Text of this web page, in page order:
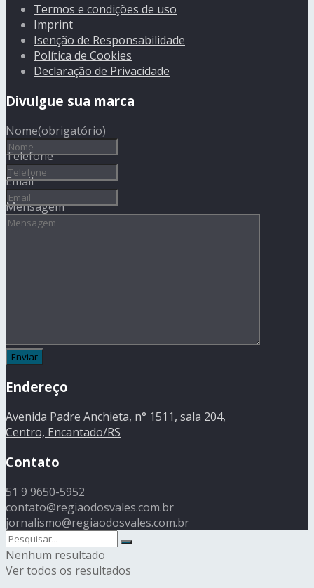
Termos e condições de uso
Imprint
Isenção de Responsabilidade
Política de Cookies
Declaração de Privacidade
Divulgue sua marca
Nome(obrigatório)
Telefone
Email
Mensagem
Endereço
Avenida Padre Anchieta, n° 1511, sala 204,
Centro, Encantado/RS
Contato
51 9 9650-5952
contato@regiaodosvales.com.br
jornalismo@regiaodosvales.com.br
Nenhum resultado
Ver todos os resultados